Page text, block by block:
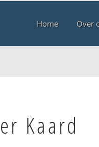
Home Over
Kaard